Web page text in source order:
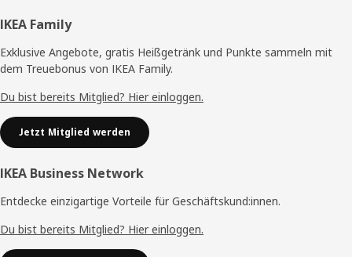
Fußzeile
IKEA Family
Exklusive Angebote, gratis Heißgetränk und Punkte sammeln mit
dem Treuebonus von IKEA Family.
Du bist bereits Mitglied? Hier einloggen.
Jetzt Mitglied werden
IKEA Business Network
Entdecke einzigartige Vorteile für Geschäftskund:innen.
Du bist bereits Mitglied? Hier einloggen.